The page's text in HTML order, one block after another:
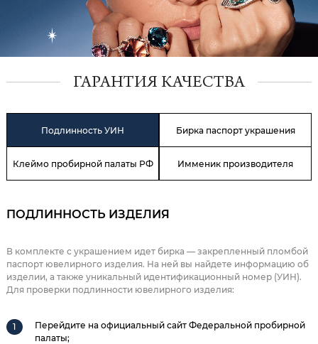
ГАРАНТИЯ КАЧЕСТВА
Подлинность УИН Бирка паспорт украшения
Клеймо пробирной палаты РФ Имменик производителя
ПОДЛИННОСТЬ ИЗДЕЛИЯ
В комплекте с украшением идет бирка — закрепленный пломбой
паспорт ювелирного изделия. На ней вы найдете информацию об
изделии, а также уникальный идентификационный номер (УИН).
Для проверки подлинности ювелирного изделия:
Перейдите на официальный сайт Федеральной пробирной
палаты;